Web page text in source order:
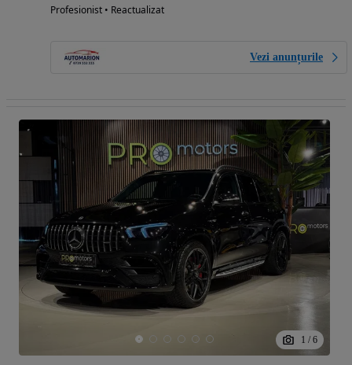
Profesionist • Reactualizat
Vezi anunțurile
1 / 6